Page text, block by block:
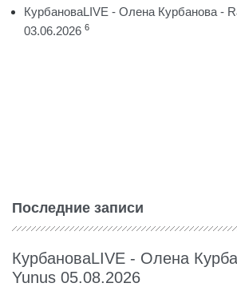
КурбановаLIVE - Олена Курбанова -
03.06.2026 6
Последние записи
КурбановаLIVE - Олена
Yunus 05.08.2026